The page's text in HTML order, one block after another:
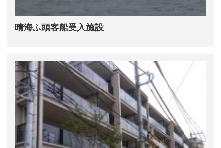
晴海ふ頭客船受入施設